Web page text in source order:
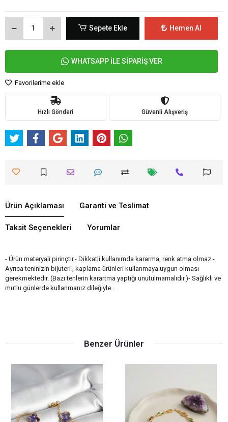
Sepete Ekle Hemen Al
WHATSAPP İLE SİPARİŞ VER
Favorilerime ekle
Hızlı Gönderi Güvenli Alışveriş
Ürün Açıklaması Garanti ve Teslimat
Taksit Seçenekleri Yorumlar
- Ürün materyali pirinçtir.- Dikkatli kullanımda kararma, renk atma olmaz.-
Ayrıca teninizin bijuteri , kaplama ürünleri kullanmaya uygun olması
gerekmektedir. (Bazı tenlerin karartma yaptığı unutulmamalıdır.)- Sağlıklı ve
mutlu günlerde kullanmanız dileğiyle…
Benzer Ürünler